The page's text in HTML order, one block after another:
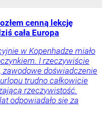
cenną lekcję
cała Europa
w Kopenhadze miało
I rzeczywiście
zawodowe doświadczenie
trudno całkowicie
rzeczywistość.
odpowiadało się za